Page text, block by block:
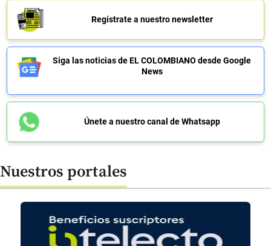
Regístrate a nuestro newsletter
Siga las noticias de EL COLOMBIANO desde Google
News
Únete a nuestro canal de Whatsapp
Nuestros portales